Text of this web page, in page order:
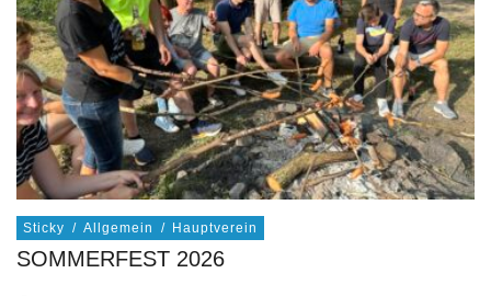
Sticky / Allgemein / Hauptverein
SOMMERFEST 2026